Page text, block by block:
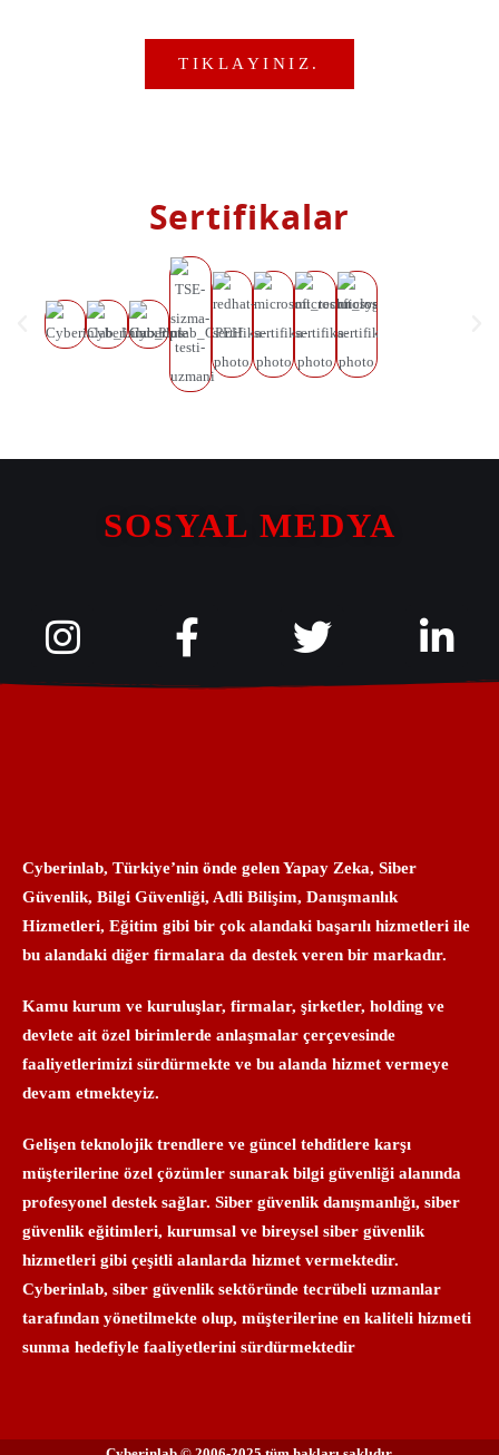
TIKLAYINIZ.
Sertifikalar
SOSYAL MEDYA
Cyberinlab, Türkiye’nin önde gelen Yapay Zeka, Siber
Güvenlik, Bilgi Güvenliği, Adli Bilişim, Danışmanlık
Hizmetleri, Eğitim gibi bir çok alandaki başarılı hizmetleri ile
bu alandaki diğer firmalara da destek veren bir markadır.
Kamu kurum ve kuruluşlar, firmalar, şirketler, holding ve
devlete ait özel birimlerde anlaşmalar çerçevesinde
faaliyetlerimizi sürdürmekte ve bu alanda hizmet vermeye
devam etmekteyiz.
Gelişen teknolojik trendlere ve güncel tehditlere karşı
müşterilerine özel çözümler sunarak bilgi güvenliği alanında
profesyonel destek sağlar. Siber güvenlik danışmanlığı, siber
güvenlik eğitimleri, kurumsal ve bireysel siber güvenlik
hizmetleri gibi çeşitli alanlarda hizmet vermektedir.
Cyberinlab, siber güvenlik sektöründe tecrübeli uzmanlar
tarafından yönetilmekte olup, müşterilerine en kaliteli hizmeti
sunma hedefiyle faaliyetlerini sürdürmektedir